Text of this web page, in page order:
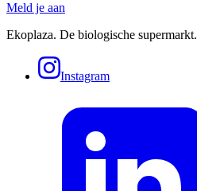
Meld je aan
Ekoplaza. De biologische supermarkt.
Instagram